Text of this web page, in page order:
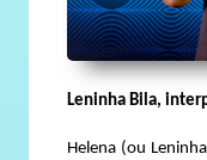
Leninha Bila,
Helena (ou